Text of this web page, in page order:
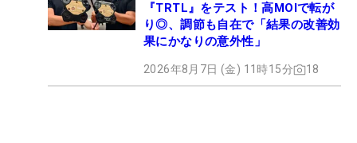
『TRTL』をテスト！高MOIで転が
り◎、調節も自在で「結果の改善効
果にかなりの意外性」
2026年8月7日 (金) 11時15分 18